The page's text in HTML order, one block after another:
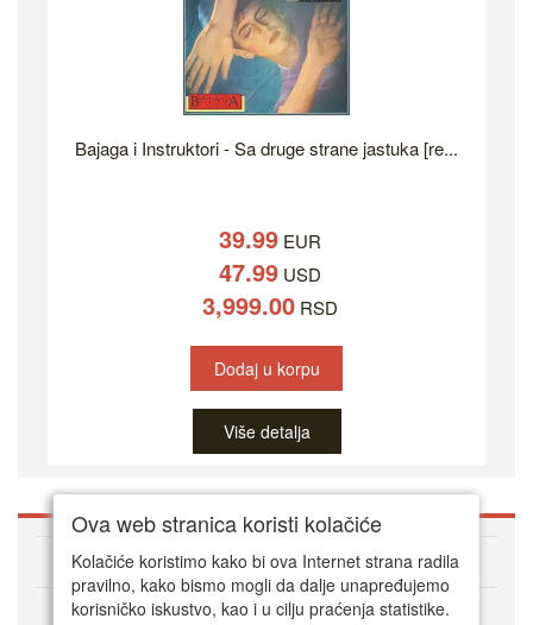
Bajaga i Instruktori - Sa druge strane jastuka [re...
39.99EUR
47.99USD
3,999.00RSD
Dodaj u korpu
Više detalja
O DVD Zoni
Kako kupovati online
Ova web stranica koristi kolačiće
Kolačiće koristimo kako bi ova Internet strana radila
pravilno, kako bismo mogli da dalje unapređujemo
korisničko iskustvo, kao i u cilju praćenja statistike.